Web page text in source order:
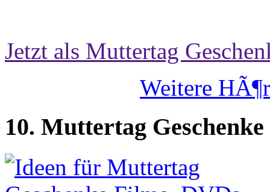
Jetzt als Muttertag
Weitere
10. Muttertag